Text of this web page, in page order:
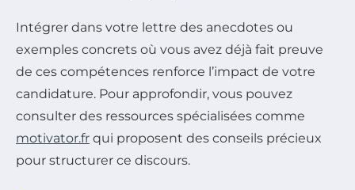
Intégrer dans votre lettre des anecdotes ou
exemples concrets où vous avez déjà fait preuve
de ces compétences renforce l’impact de votre
candidature. Pour approfondir, vous pouvez
consulter des ressources spécialisées comme
motivator.fr qui proposent des conseils précieux
pour structurer ce discours.